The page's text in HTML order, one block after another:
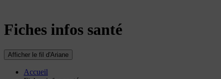
Fiches infos santé
Afficher le fil d'Ariane
Accueil